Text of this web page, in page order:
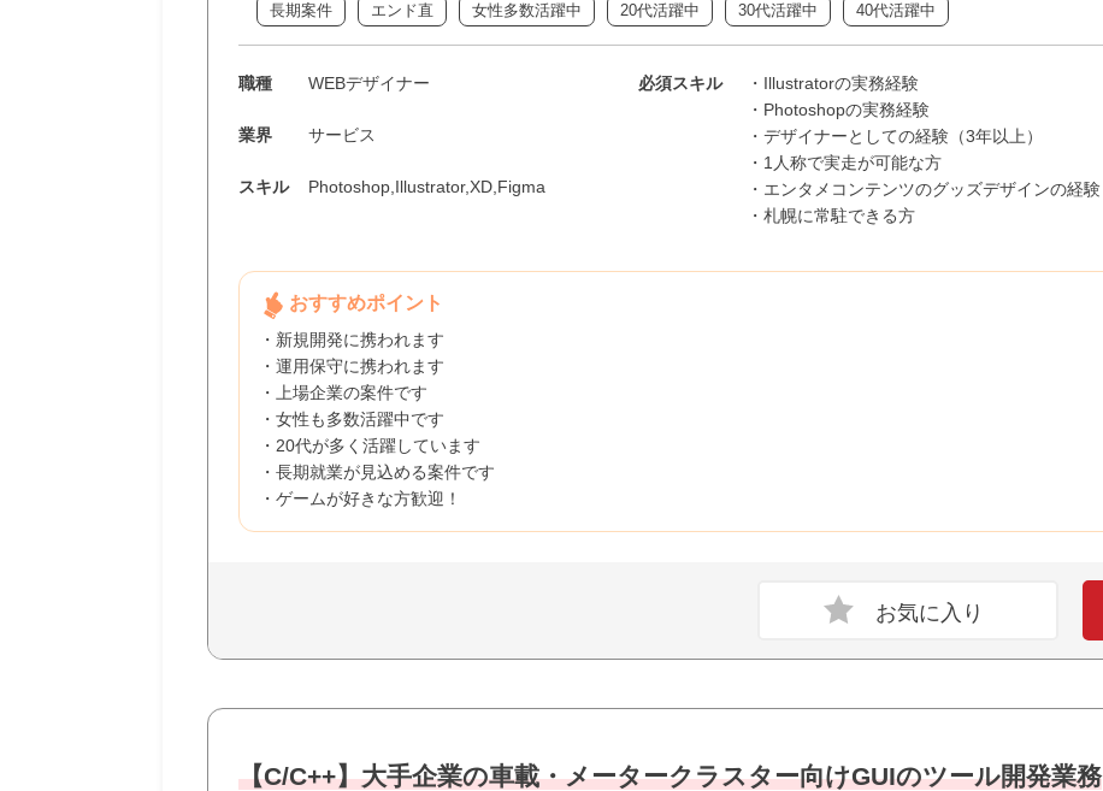
長期案件 エンド直 女性多数活躍中 20代活躍中 30代活躍中 40代活躍中
職種 WEBデザイナー
業界 サービス
スキル Photoshop,Illustrator,XD,Figma
必須スキル
・Illustratorの実務経験
・Photoshopの実務経験
・デザイナーとしての経験（3年以上）
・1人称で実走が可能な方
・エンタメコンテンツのグッズデザインの経験
・札幌に常駐できる方
おすすめポイント
・新規開発に携われます
・運用保守に携われます
・上場企業の案件です
・女性も多数活躍中です
・20代が多く活躍しています
・長期就業が見込める案件です
・ゲームが好きな方歓迎！
【C/C++】大手企業の車載・メータークラスター向けGUIのツール開発業務